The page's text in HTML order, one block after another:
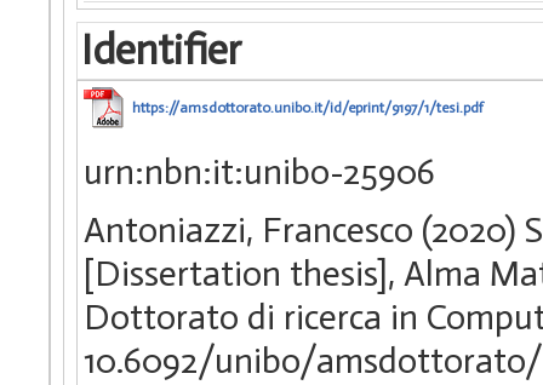
Identifier
https://amsdottorato.unibo.it/id/eprint/9197/1/tesi.pdf
urn:nbn:it:unibo-25906
Antoniazzi, Francesco (2020)
[Dissertation thesis], Alma
Dottorato di ricerca in
10.6092/unibo/amsdottorato/